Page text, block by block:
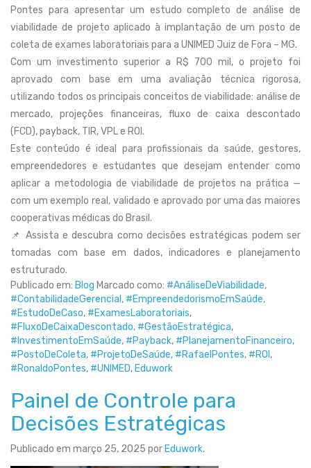
Pontes para apresentar um estudo completo de análise de
viabilidade de projeto aplicado à implantação de um posto de
coleta de exames laboratoriais para a UNIMED Juiz de Fora – MG.
Com um investimento superior a R$ 700 mil, o projeto foi
aprovado com base em uma avaliação técnica rigorosa,
utilizando todos os principais conceitos de viabilidade: análise de
mercado, projeções financeiras, fluxo de caixa descontado
(FCD), payback, TIR, VPL e ROI.
Este conteúdo é ideal para profissionais da saúde, gestores,
empreendedores e estudantes que desejam entender como
aplicar a metodologia de viabilidade de projetos na prática —
com um exemplo real, validado e aprovado por uma das maiores
cooperativas médicas do Brasil.
📌 Assista e descubra como decisões estratégicas podem ser
tomadas com base em dados, indicadores e planejamento
estruturado.
Publicado em: Blog Marcado como: #AnáliseDeViabilidade,
#ContabilidadeGerencial, #EmpreendedorismoEmSaúde,
#EstudoDeCaso, #ExamesLaboratoriais,
#FluxoDeCaixaDescontado, #GestãoEstratégica,
#InvestimentoEmSaúde, #Payback, #PlanejamentoFinanceiro,
#PostoDeColeta, #ProjetoDeSaúde, #RafaelPontes, #ROI,
#RonaldoPontes, #UNIMED,Eduwork
Painel de Controle para
Decisões Estratégicas
Publicado em março 25, 2025 porEduwork.